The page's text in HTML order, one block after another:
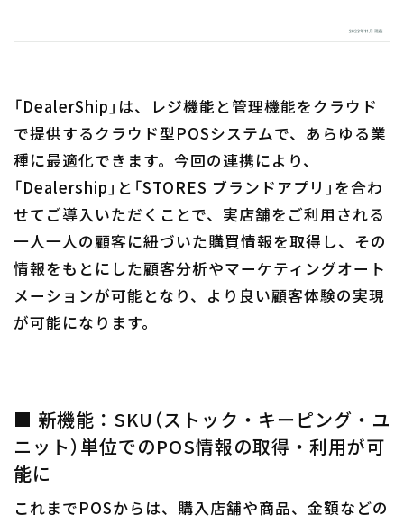
「DealerShip」は、レジ機能と管理機能をクラウド
で提供するクラウド型POSシステムで、あらゆる業
種に最適化できます。今回の連携により、
「Dealership」と「STORES ブランドアプリ」を合わ
せてご導入いただくことで、実店舗をご利用される
一人一人の顧客に紐づいた購買情報を取得し、その
情報をもとにした顧客分析やマーケティングオート
メーションが可能となり、より良い顧客体験の実現
が可能になります。
■ 新機能：SKU（ストック・キーピング・ユ
ニット）単位でのPOS情報の取得・利用が可
能に
これまでPOSからは、購入店舗や商品、金額などの